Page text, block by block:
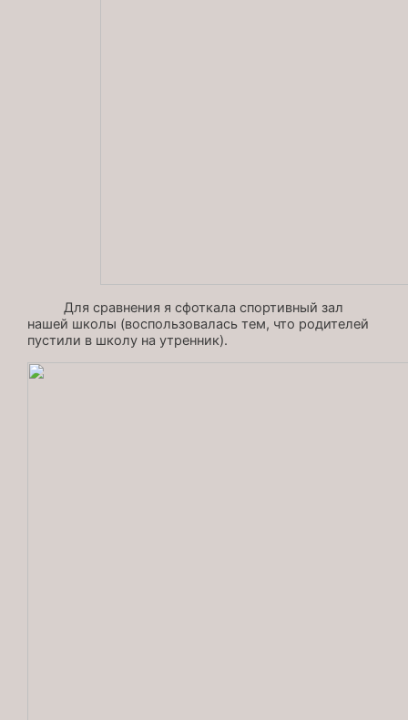
Для сравнения я сфоткала спортивный зал
нашей школы (воспользовалась тем, что родителей
пустили в школу на утренник).